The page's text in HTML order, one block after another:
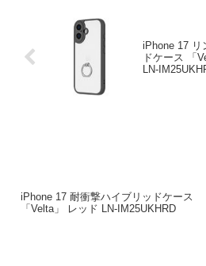
iPhone 17 リ
ドケース 「
LN-
iPhone 17 耐衝撃ハイブリッドケース
「Velta」 レッド LN-IM25UKHRD